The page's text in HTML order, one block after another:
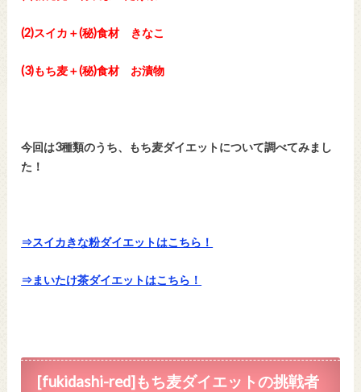
(2)スイカ＋(秘)食材 きなこ
(3)もち麦＋(秘)食材 お漬物
今回は3種類のうち、もち麦ダイエットについて調べてみまし
た！
⇒スイカきな粉ダイエットはこちら！
⇒まいたけ茶ダイエットはこちら！
[fukidashi-red]もち麦ダイエットの挑戦者